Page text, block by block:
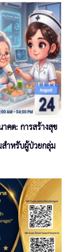
คต: การสร้างสุข
ำหรับผู้ป่วยกลุ่ม